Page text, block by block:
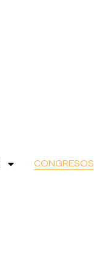
CONGRESOS